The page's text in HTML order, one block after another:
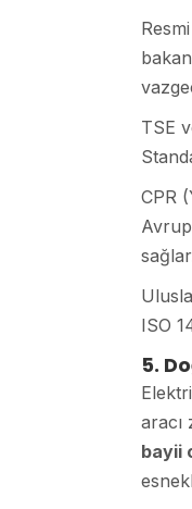
TSE
CPR
ISO
5.
aracı
bayii